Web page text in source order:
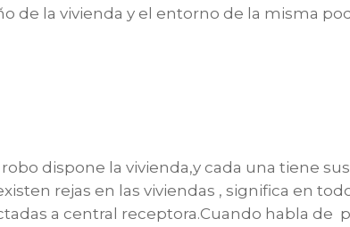
de la vivienda y el entorno de la misma
dispone la vivienda,y cada una tiene
rejas en las viviendas , significa en
a central receptora.Cuando habla de